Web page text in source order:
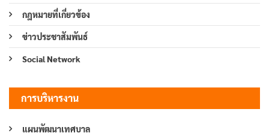
กฎหมายที่เกี่ยวข้อง
ข่าวประชาสัมพันธ์
Social Network
การบริหารงาน
แผนพัฒนาเทศบาล